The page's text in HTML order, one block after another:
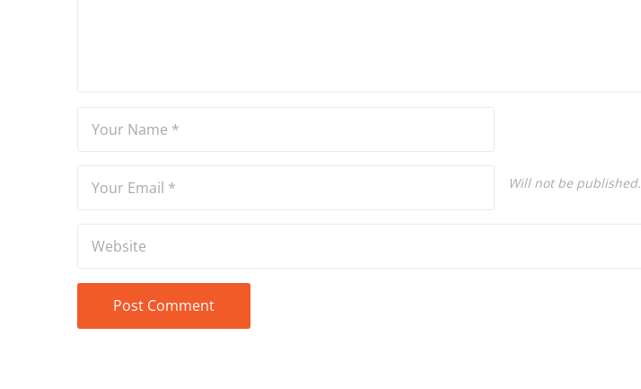
Will not be published.